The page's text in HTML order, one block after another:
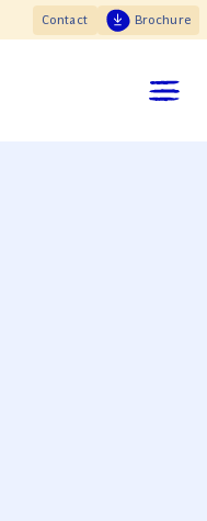
Contact Brochure